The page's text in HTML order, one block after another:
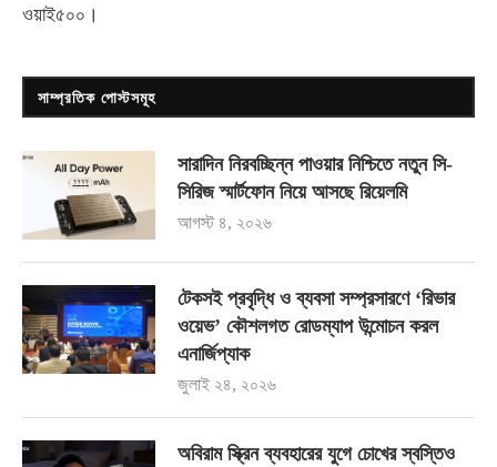
ওয়াই৫০০ ।
সাম্প্রতিক পোস্টসমূহ
সারাদিন নিরবচ্ছিন্ন পাওয়ার নিশ্চিতে নতুন সি-
সিরিজ স্মার্টফোন নিয়ে আসছে রিয়েলমি
আগস্ট ৪, ২০২৬
টেকসই প্রবৃদ্ধি ও ব্যবসা সম্প্রসারণে ‘রিভার
ওয়েভ’ কৌশলগত রোডম্যাপ উন্মোচন করল
এনার্জিপ্যাক
জুলাই ২৪, ২০২৬
অবিরাম স্ক্রিন ব্যবহারের যুগে চোখের স্বস্তিও